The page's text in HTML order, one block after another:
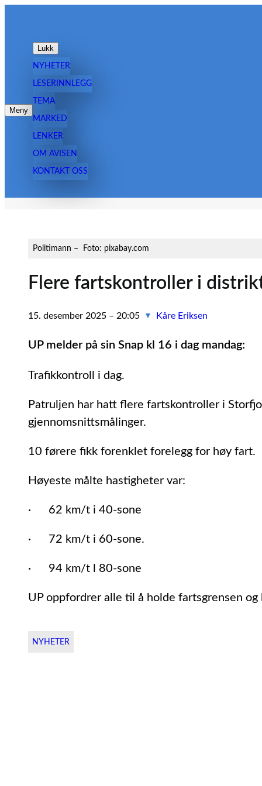
innhold
Meny
Lukk
NYHETER
LESERINNLEGG
TEMA
MARKED
LENKER
OM AVISEN
KONTAKT OSS
Politimann – Foto: pixabay.com
Flere fartskontroller i
15. desember 2025 – 20:05 ▼ Kåre Eriksen
UP melder på sin Snap kl 16 i dag mandag:
Trafikkontroll i dag.
Patruljen har hatt flere fartskontroller i
gjennomsnittsmålinger.
10 førere fikk forenklet forelegg for høy fart.
Høyeste målte hastigheter var:
· 62 km/t i 40-sone
· 72 km/t i 60-sone.
· 94 km/t l 80-sone
UP oppfordrer alle til å holde fartsgrensen
NYHETER